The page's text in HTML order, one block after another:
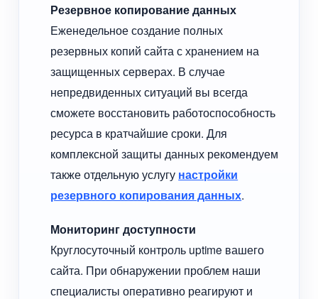
Резервное копирование данных
Еженедельное создание полных
резервных копий сайта с хранением на
защищенных серверах. В случае
непредвиденных ситуаций вы всегда
сможете восстановить работоспособность
ресурса в кратчайшие сроки. Для
комплексной защиты данных рекомендуем
также отдельную услугу настройки
резервного копирования данных.
Мониторинг доступности
Круглосуточный контроль uptime вашего
сайта. При обнаружении проблем наши
специалисты оперативно реагируют и